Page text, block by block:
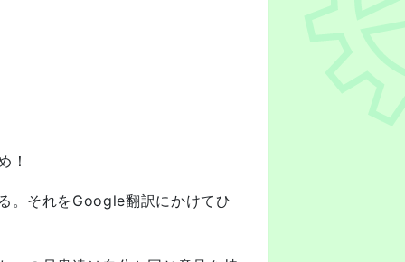
！
。それをGoogle翻訳にかけてひ